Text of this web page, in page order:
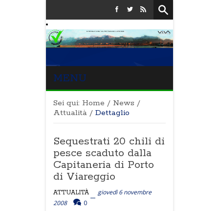
MENU
Sei qui: Home / News /
Attualità / Dettaglio
Sequestrati 20 chili di
pesce scaduto dalla
Capitaneria di Porto
di Viareggio
ATTUALITÀ
giovedì 6 novembre
2008
0